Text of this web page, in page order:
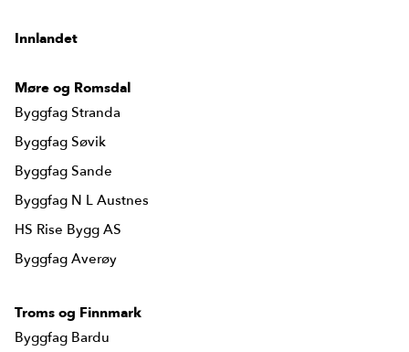
Byggfag M. Leiknes
Byggfag Meland
Innlandet
Møre og Romsdal
Byggfag Stranda
Byggfag Søvik
Byggfag Sande
Byggfag N L Austnes
HS Rise Bygg AS
Byggfag Averøy
Troms og Finnmark
Byggfag Bardu